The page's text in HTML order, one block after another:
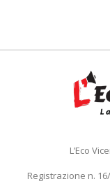
L’Eco
Registrazione n.